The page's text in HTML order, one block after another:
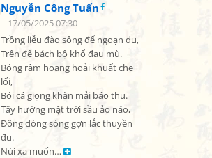
Nguyễn Công Tuấn
17/05/2025 07:30
Trồng liễu đào sông để ngoạn du,
Trên đê bách bộ khổ đau mù.
Bóng râm hoang hoải khuất che
lối,
Bói cá giọng khàn mải báo thu.
Tây hướng mặt trời sầu ảo não,
Đông dòng sóng gợn lắc thuyền
đu.
Núi xa muốn…